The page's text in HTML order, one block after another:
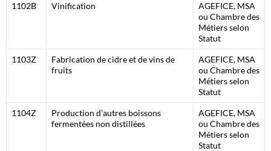
1102B Vinification
AGEFICE, MSA
ou Chambre des
Métiers selon
Statut
1103Z
Fabrication de cidre et de vins de
fruits
AGEFICE, MSA
ou Chambre des
Métiers selon
Statut
1104Z
Production d’autres boissons
fermentées non distillées
AGEFICE, MSA
ou Chambre des
Métiers selon
Statut